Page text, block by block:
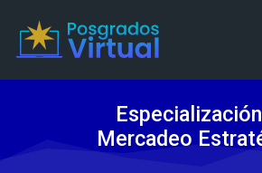
Mercadeo